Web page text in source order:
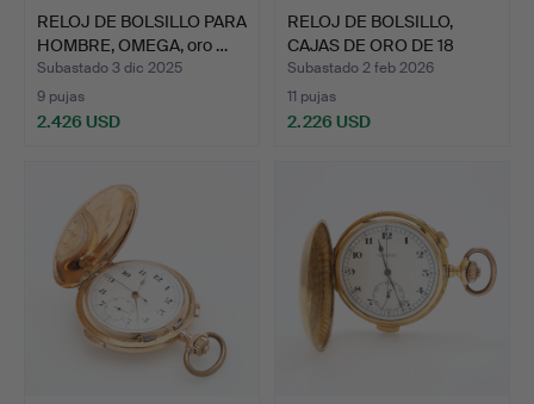
RELOJ DE BOLSILLO PARA
HOMBRE, OMEGA, oro …
Subastado 3 dic 2025
9 pujas
2.426 USD
RELOJ DE BOLSILLO,
CAJAS DE ORO DE 18
QUIL…
Subastado 2 feb 2026
11 pujas
2.226 USD